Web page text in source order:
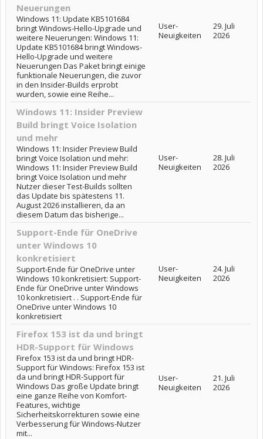
Neuerungen
Windows 11: Update KB5101684
bringt Windows-Hello-Upgrade und
weitere Neuerungen: Windows 11:
Update KB5101684 bringt Windows-
Hello-Upgrade und weitere
Neuerungen Das Paket bringt einige
funktionale Neuerungen, die zuvor
in den Insider-Builds erprobt
wurden, sowie eine Reihe...
User-
Neuigkeiten
29. Juli
2026
Windows 11: Insider Preview
Build bringt Voice Isolation
und mehr
Windows 11: Insider Preview Build
bringt Voice Isolation und mehr:
Windows 11: Insider Preview Build
bringt Voice Isolation und mehr
Nutzer dieser Test-Builds sollten
das Update bis spätestens 11.
August 2026 installieren, da an
diesem Datum das bisherige...
User-
Neuigkeiten
28. Juli
2026
Support-Ende für OneDrive
unter Windows 10
konkretisiert
Support-Ende für OneDrive unter
Windows 10 konkretisiert: Support-
Ende für OneDrive unter Windows
10 konkretisiert . . Support-Ende für
OneDrive unter Windows 10
konkretisiert
User-
Neuigkeiten
24. Juli
2026
Firefox 153 ist da und bringt
HDR-Support für Windows
Firefox 153 ist da und bringt HDR-
Support für Windows: Firefox 153 ist
da und bringt HDR-Support für
Windows Das große Update bringt
eine ganze Reihe von Komfort-
Features, wichtige
Sicherheitskorrekturen sowie eine
Verbesserung für Windows-Nutzer
mit...
User-
Neuigkeiten
21. Juli
2026